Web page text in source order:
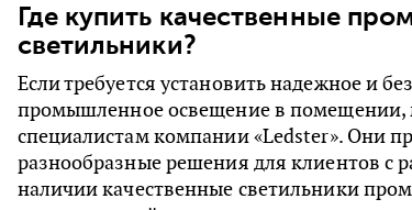
Где купить качественные
светильники?
Если требуется установить надежное и
промышленное освещение в помещении,
специалистам компании «Ledster». Они
разнообразные решения для клиентов с
наличии качественные светильники